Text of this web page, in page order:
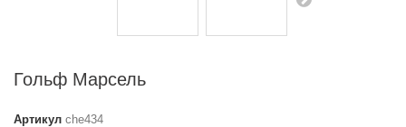
Гольф Марсель
Артикул che434